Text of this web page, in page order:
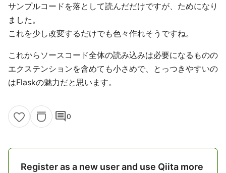
サンプルコードを落として読んだだけですが、ためになり
ました。
これを少し改変するだけでも色々作れそうですね。
これからソースコード全体の読み込みは必要になるものの
エクステンションを含めても小さめで、とっつきやすいの
はFlaskの魅力だと思います。
comment0
Register as a new user and use Qiita more